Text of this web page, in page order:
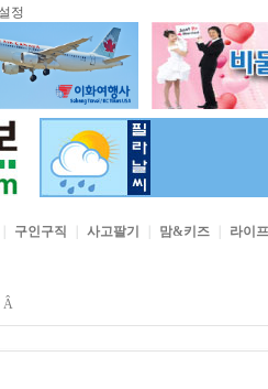
정
구인구직 사고팔기 맘&키즈 라이
Â